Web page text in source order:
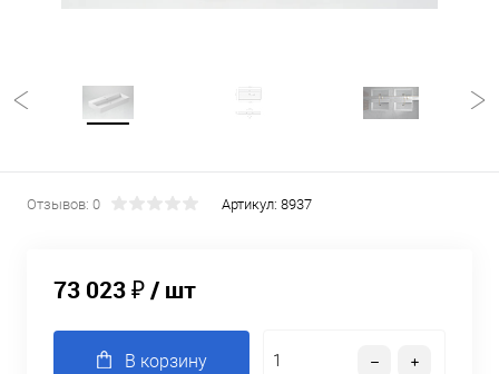
Отзывов: 0 Артикул: 8937
73 023 ₽/ шт
В корзину